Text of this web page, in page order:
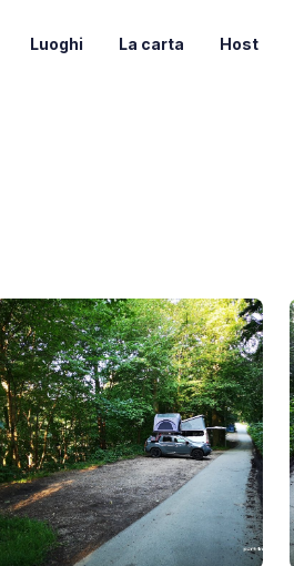
Luoghi La carta Host